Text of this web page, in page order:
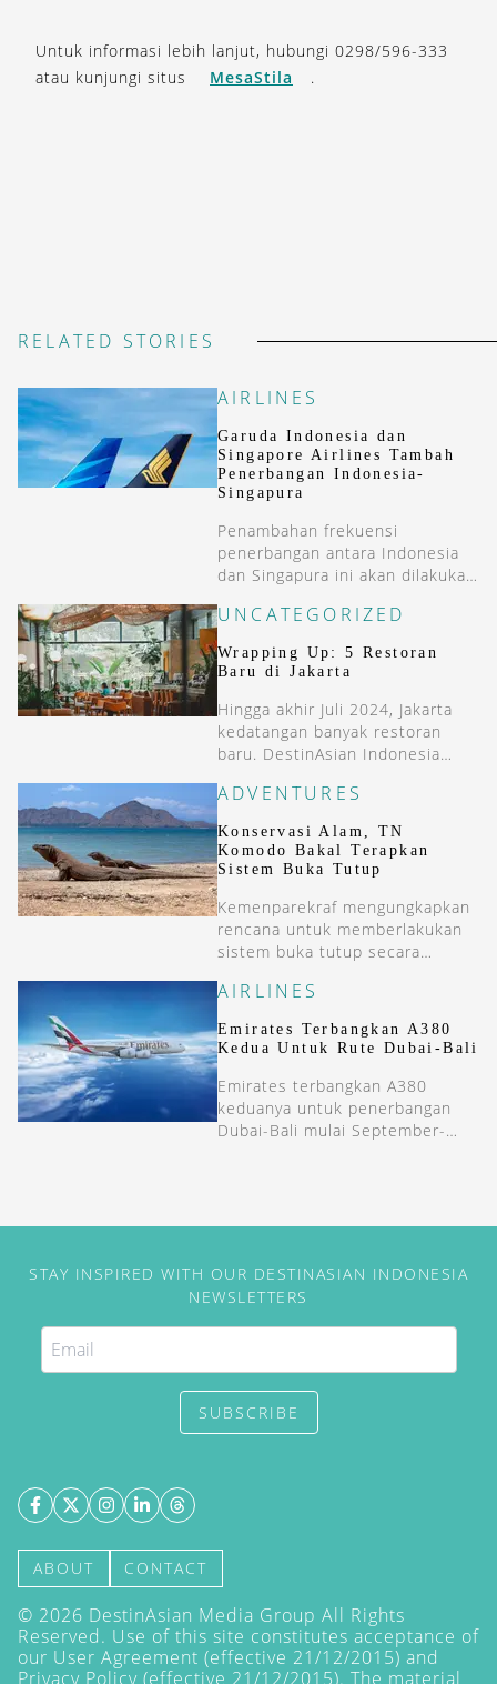
Untuk informasi lebih lanjut, hubungi 0298/596-333
atau kunjungi situs
MesaStila .
RELATED STORIES
AIRLINES
Garuda Indonesia dan
Singapore Airlines Tambah
Penerbangan Indonesia-
Singapura
Penambahan frekuensi
penerbangan antara Indonesia
dan Singapura ini akan dilakukan
2024.
UNCATEGORIZED
Wrapping Up: 5 Restoran
Baru di Jakarta
Hingga akhir Juli 2024, Jakarta
kedatangan banyak restoran
baru. DestinAsian Indonesia
dengan genre yang berbeda.
ADVENTURES
Konservasi Alam, TN
Komodo Bakal Terapkan
Sistem Buka Tutup
Kemenparekraf mengungkapkan
rencana untuk memberlakukan
sistem buka tutup secara
konservasi.
AIRLINES
Emirates Terbangkan A380
Kedua Untuk Rute Dubai-Bali
Emirates terbangkan A380
keduanya untuk penerbangan
Dubai-Bali mulai September-
STAY INSPIRED WITH OUR DESTINASIAN INDONESIA
NEWSLETTERS
SUBSCRIBE
ABOUT CONTACT
© 2026 DestinAsian Media Group All Rights
Reserved. Use of this site constitutes acceptance of
our User Agreement (effective 21/12/2015) and
Privacy Policy (effective 21/12/2015). The material